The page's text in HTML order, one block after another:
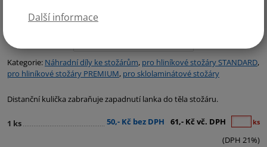
Další informace
Kategorie: Náhradní díly ke stožárům, pro hliníkové stožáry STANDARD,
pro hliníkové stožáry PREMIUM, pro sklolaminátové stožáry
Distanční kulička zabraňuje zapadnutí lanka do těla stožáru.
1 ks 50,- Kč bez DPH 61,- Kč vč. DPH ks
(DPH 21%)